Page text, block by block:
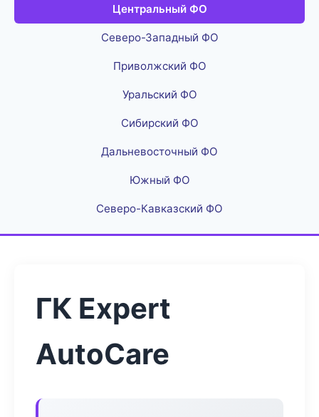
Центральный ФО
Северо-Западный ФО
Приволжский ФО
Уральский ФО
Сибирский ФО
Дальневосточный ФО
Южный ФО
Северо-Кавказский ФО
ГК Expert
AutoCare